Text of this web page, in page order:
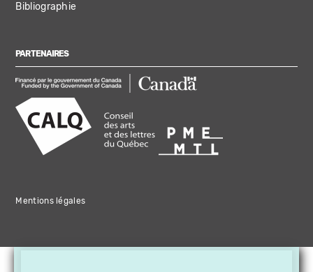
Bibliographie
PARTENAIRES
Mentions légales